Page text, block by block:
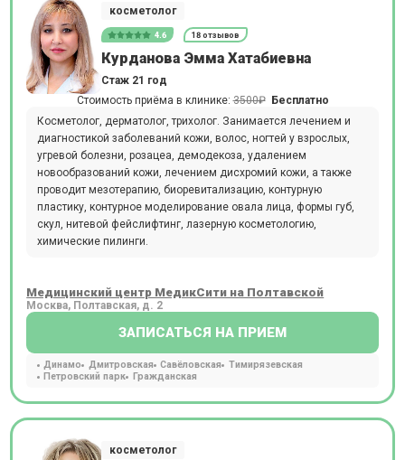
косметолог
4.6 18 отзывов
Курданова Эмма Хатабиевна
Стаж 21 год
Стоимость приёма в клинике:3500₽ Бесплатно
Косметолог, дерматолог, трихолог. Занимается лечением и
диагностикой заболеваний кожи, волос, ногтей у взрослых,
угревой болезни, розацеа, демодекоза, удалением
новообразований кожи, лечением дисхромий кожи, а также
проводит мезотерапию, биоревитализацию, контурную
пластику, контурное моделирование овала лица, формы губ,
скул, нитевой фейслифтинг, лазерную косметологию,
химические пилинги.
Медицинский центр МедикСити на Полтавской
Москва, Полтавская, д. 2
ЗАПИСАТЬСЯ НА ПРИЕМ
Динамо Дмитровская Савёловская
Тимирязевская
Петровский парк
Гражданская
косметолог